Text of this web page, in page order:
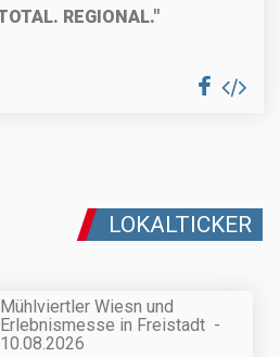
REGIONAL."
LOKALTICKER
Mühlviertler Wiesn und
Erlebnismesse in Freistadt -
10.08.2026